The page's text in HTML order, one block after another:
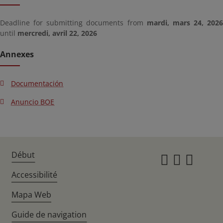
Deadline for submitting documents from mardi, mars 24, 2026
until mercredi, avril 22, 2026
Annexes
Documentación
Anuncio BOE
Début
Accessibilité
Mapa Web
Guide de navigation